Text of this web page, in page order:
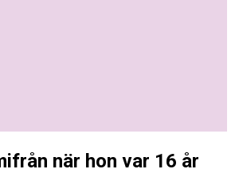
när hon var 16 år